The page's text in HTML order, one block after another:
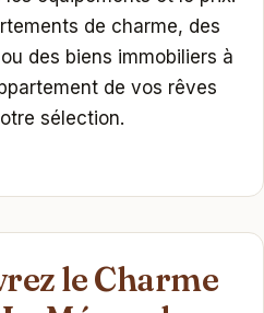
de charme, des
des biens immobiliers à
de vos rêves
sélection.
le Charme